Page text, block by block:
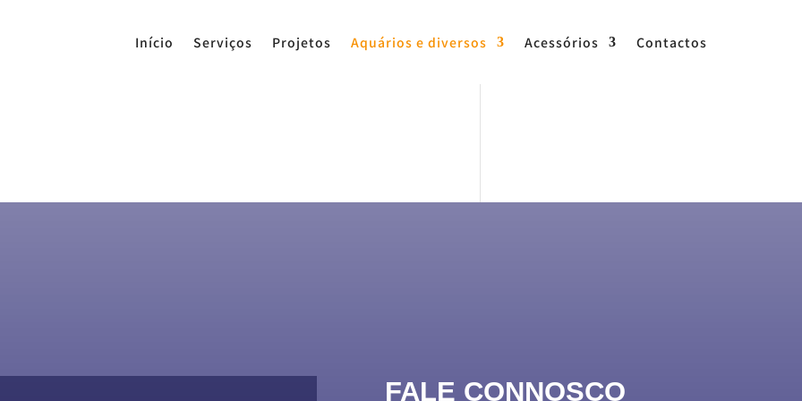
Início Serviços Projetos Aquários e diversos Acessórios Contactos
FALE CONNOSCO